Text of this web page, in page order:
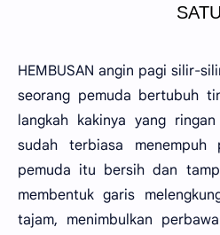
SATU
HEMBUSAN angin pagi silir-
seorang pemuda bertubuh
langkah kakinya yang
sudah terbiasa menempuh
pemuda itu bersih dan
membentuk garis
tajam, menimbulkan